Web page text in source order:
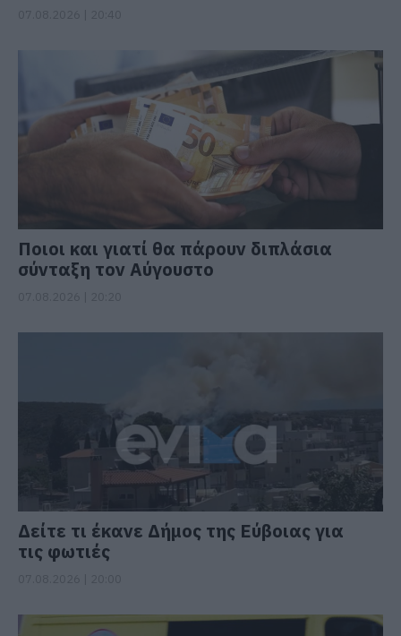
Ποιοι και γιατί θα πάρουν διπλάσια
σύνταξη τον Αύγουστο
Δείτε τι έκανε Δήμος της Εύβοιας για
τις φωτιές